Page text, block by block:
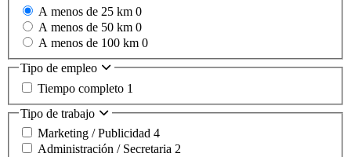
A menos de 25 km 0
A menos de 50 km 0
A menos de 100 km 0
Tipo de empleo
Tiempo completo 1
Tipo de trabajo
Marketing / Publicidad 4
Administración / Secretaria 2